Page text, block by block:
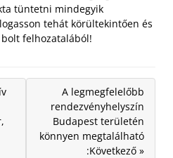
tüntetni mindegyik
tehát körültekintően és
felhozatalából!
A legmegfelelőbb
rendezvényhelyszín
Budapest területén
könnyen megtalálható
:Következő »